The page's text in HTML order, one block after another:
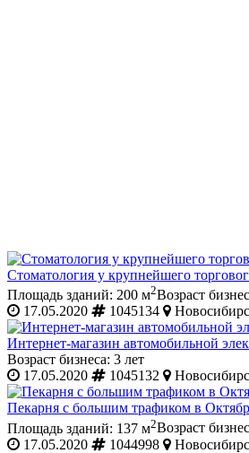
Стоматология у крупнейшего
Площадь зданий: 200 м2Возраст
17.05.2020
1045134
Интернет-магазин автомобильной
Возраст бизнеса: 3 лет
17.05.2020
1045132
Пекарня с большим трафиком в
Площадь зданий: 137 м2Возраст
17.05.2020
1044998